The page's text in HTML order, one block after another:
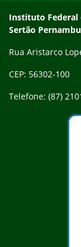
Endereço
Instituto Federal
Sertão
Rua Aristarco
CEP: 56302-100
Telefone: (87)